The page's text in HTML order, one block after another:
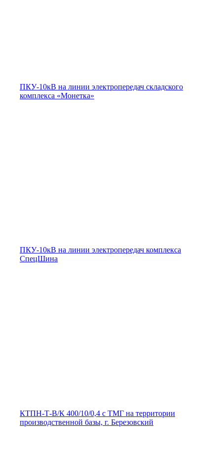
ПКУ-10кВ на линии электропередач складского
комплекса «Монетка»
ПКУ-10кВ на линии электропередач комплекса
СпецШина
КТПН-Т-В/К 400/10/0,4 с ТМГ на территории
производственной базы, г. Березовский